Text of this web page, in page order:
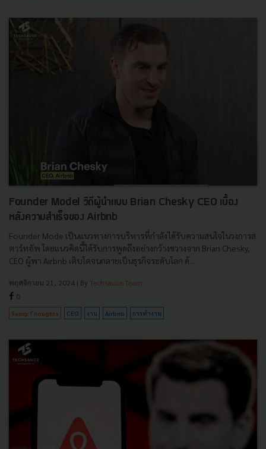
Founder Model วิถีผู้นำแบบ Brian Chesky CEO เบื้อง
หลังความสำเร็จของ Airbnb
Founder Mode เป็นแนวทางการบริหารที่กำลังได้รับความสนใจในวงการส
ตาร์ทอัพ โดยแนวคิดนี้ได้รับการพูดถึงอย่างกว้างขวางจาก Brian Chesky,
CEO ผู้พา Airbnb เติบโตจนกลายเป็นธุรกิจระดับโลก ด้...
พฤศจิกายน 21, 2024 | By Techsauce Team
0
Saucy Thoughts CEO งาน Airbnb การทำงาน